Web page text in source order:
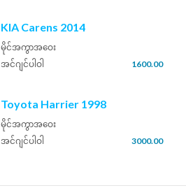
KIA Carens 2014
မိုင်အကွာအဝေး
အင်ဂျင်ပါဝါ
1600.00
Toyota Harrier 1998
မိုင်အကွာအဝေး
အင်ဂျင်ပါဝါ
3000.00